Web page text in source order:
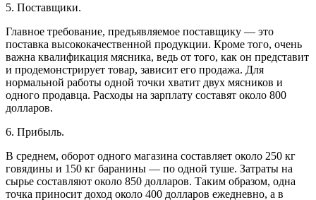
5. Поставщики.
Главное требование, предъявляемое поставщику — это
поставка высококачественной продукции. Кроме того, очень
важна квалификация мясника, ведь от того, как он представит
и продемонстрирует товар, зависит его продажа. Для
нормальной работы одной точки хватит двух мясников и
одного продавца. Расходы на зарплату составят около 800
долларов.
6. Прибыль.
В среднем, оборот одного магазина составляет около 250 кг
говядины и 150 кг баранины — по одной туше. Затраты на
сырье составляют около 850 долларов. Таким образом, одна
точка приносит доход около 400 долларов ежедневно, а в